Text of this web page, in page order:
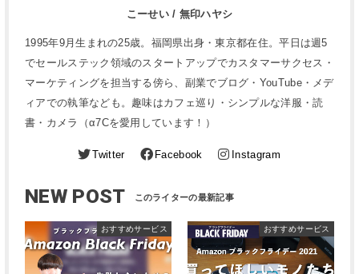
こーせい / 無印ハヤシ
1995年9月生まれの25歳。福岡県出身・東京都在住。平日は週5
でセールステック領域のスタートアップでカスタマーサクセス・
マーケティングを担当する傍ら、副業でブログ・YouTube・メデ
ィアでの執筆なども。趣味はカフェ巡り・シンプルな洋服・読
書・カメラ（α7Cを愛用しています！）
Twitter Facebook Instagram
NEW POST
おすすめサービス おすすめサービス